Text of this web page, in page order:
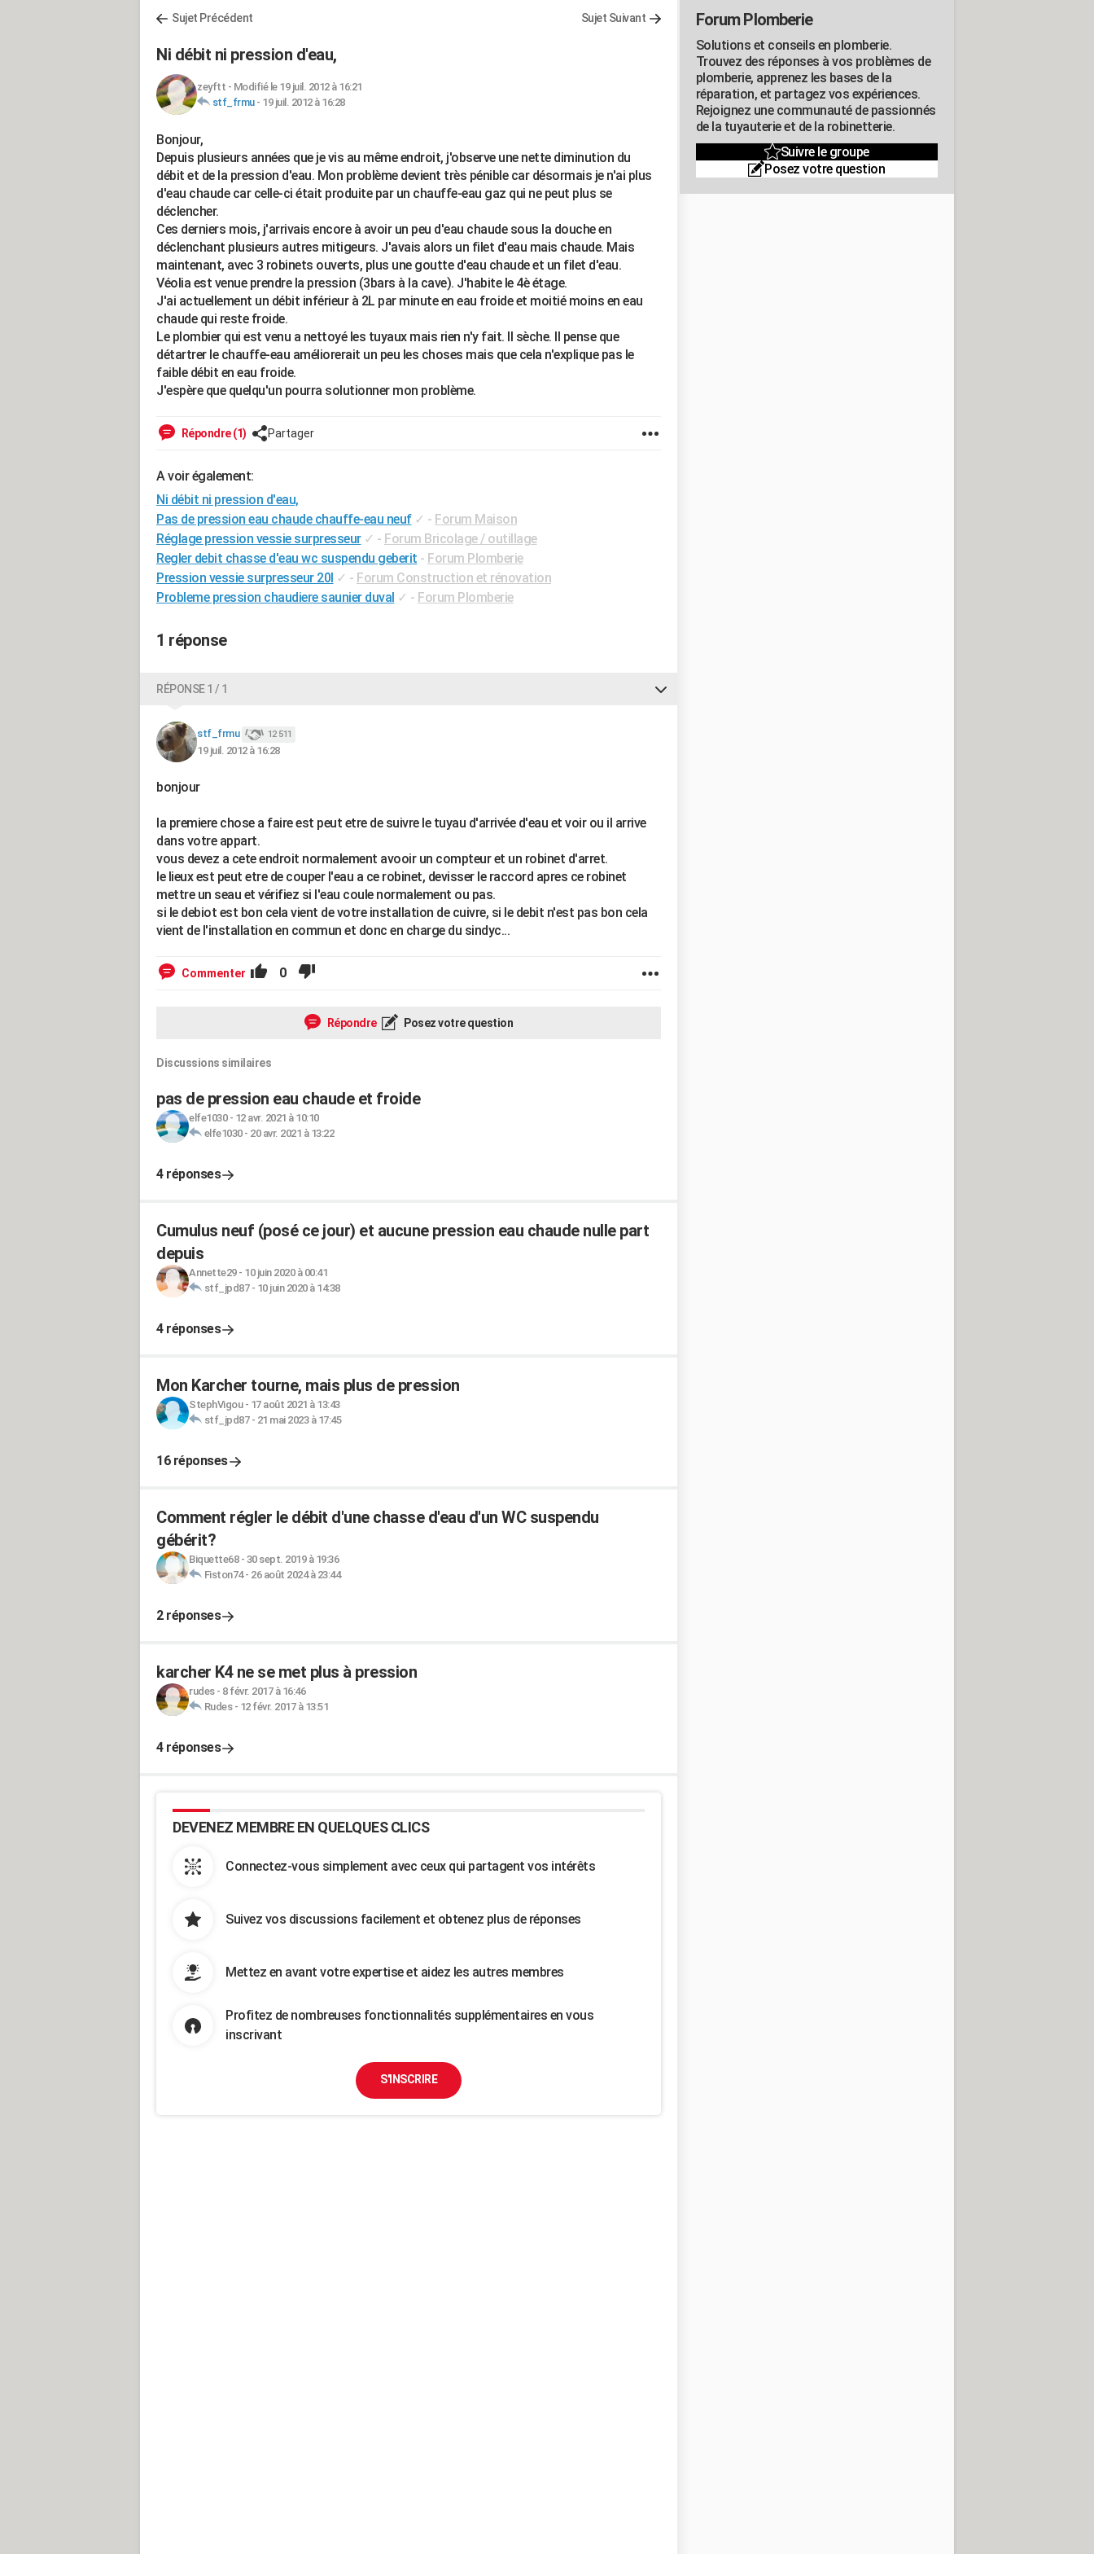
Sujet Précédent Sujet Suivant
Ni débit ni pression d'eau,
zeyftt - Modifié le 19 juil. 2012 à 16:21
stf_frmu- 19 juil. 2012 à 16:28
Bonjour,
Depuis plusieurs années que je vis au même endroit, j'observe une nette diminution du
débit et de la pression d'eau. Mon problème devient très pénible car désormais je n'ai plus
d'eau chaude car celle-ci était produite par un chauffe-eau gaz qui ne peut plus se
déclencher.
Ces derniers mois, j'arrivais encore à avoir un peu d'eau chaude sous la douche en
déclenchant plusieurs autres mitigeurs. J'avais alors un filet d'eau mais chaude. Mais
maintenant, avec 3 robinets ouverts, plus une goutte d'eau chaude et un filet d'eau.
Véolia est venue prendre la pression (3bars à la cave). J'habite le 4è étage.
J'ai actuellement un débit inférieur à 2L par minute en eau froide et moitié moins en eau
chaude qui reste froide.
Le plombier qui est venu a nettoyé les tuyaux mais rien n'y fait. Il sèche. Il pense que
détartrer le chauffe-eau améliorerait un peu les choses mais que cela n'explique pas le
faible débit en eau froide.
J'espère que quelqu'un pourra solutionner mon problème.
Répondre (1) Partager
A voir également:
Ni débit ni pression d'eau,
Pas de pression eau chaude chauffe-eau neuf ✓ - Forum Maison
Réglage pression vessie surpresseur ✓ - Forum Bricolage / outillage
Regler debit chasse d'eau wc suspendu geberit - Forum Plomberie
Pression vessie surpresseur 20l ✓ - Forum Construction et rénovation
Probleme pression chaudiere saunier duval ✓ - Forum Plomberie
1 réponse
RÉPONSE 1 / 1
stf_frmu 12 511
19 juil. 2012 à 16:28
bonjour
la premiere chose a faire est peut etre de suivre le tuyau d'arrivée d'eau et voir ou il arrive
dans votre appart.
vous devez a cete endroit normalement avooir un compteur et un robinet d'arret.
le lieux est peut etre de couper l'eau a ce robinet, devisser le raccord apres ce robinet
mettre un seau et vérifiez si l'eau coule normalement ou pas.
si le debiot est bon cela vient de votre installation de cuivre, si le debit n'est pas bon cela
vient de l'installation en commun et donc en charge du sindyc...
Commenter 0
Répondre Posez votre question
Discussions similaires
pas de pression eau chaude et froide
elfe1030- 12 avr. 2021 à 10:10
elfe1030- 20 avr. 2021 à 13:22
4 réponses
Cumulus neuf (posé ce jour) et aucune pression eau chaude nulle part
depuis
Annette29- 10 juin 2020 à 00:41
stf_jpd87- 10 juin 2020 à 14:38
4 réponses
Mon Karcher tourne, mais plus de pression
StephVigou- 17 août 2021 à 13:43
stf_jpd87- 21 mai 2023 à 17:45
16 réponses
Comment régler le débit d'une chasse d'eau d'un WC suspendu
gébérit?
Biquette68- 30 sept. 2019 à 19:36
Fiston74- 26 août 2024 à 23:44
2 réponses
karcher K4 ne se met plus à pression
rudes- 8 févr. 2017 à 16:46
Rudes- 12 févr. 2017 à 13:51
4 réponses
DEVENEZ MEMBRE EN QUELQUES CLICS
Connectez-vous simplement avec ceux qui partagent vos intérêts
Suivez vos discussions facilement et obtenez plus de réponses
Mettez en avant votre expertise et aidez les autres membres
Profitez de nombreuses fonctionnalités supplémentaires en vous
inscrivant
S'INSCRIRE
Forum Plomberie
Solutions et conseils en plomberie.
Trouvez des réponses à vos problèmes de
plomberie, apprenez les bases de la
réparation, et partagez vos expériences.
Rejoignez une communauté de passionnés
de la tuyauterie et de la robinetterie.
Suivre le groupe
Posez votre question